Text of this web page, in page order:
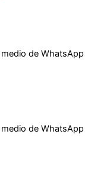
de WhatsApp
de WhatsApp